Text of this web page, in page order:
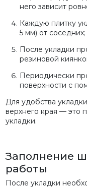
него зависит
Каждую плитку
5 мм) от соседних;
После укладки
резиновой
Периодически
поверхности с
Для удобства
верхнего края — это
укладки.
Заполнение
работы
После укладки